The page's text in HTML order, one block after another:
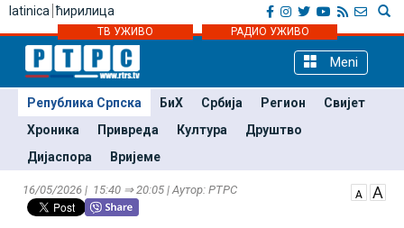
latinica ћирилица
ТВ УЖИВО РАДИО УЖИВО
Meni
Република Српска БиХ Србија Регион
Свијет
Хроника
Привреда Култура
Друштво
Дијаспора
Вријеме
16/05/2026 | 15:40 ⇒ 20:05 | Аутор: РТРС